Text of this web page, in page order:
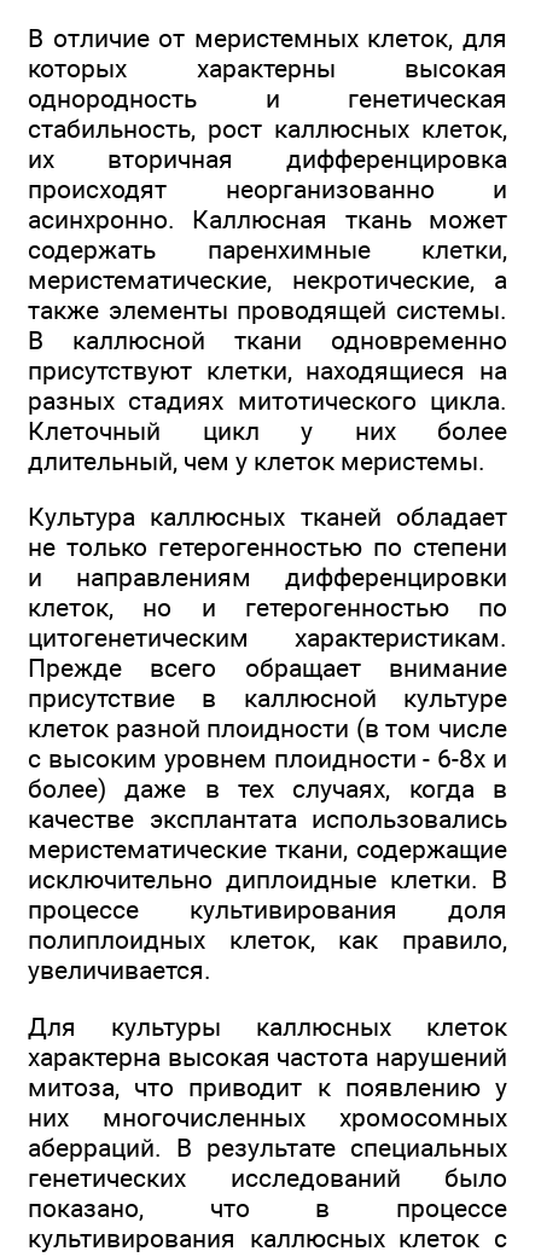
В отличие от меристемных клеток, для
которых характерны высокая
однородность и генетическая
стабильность, рост каллюсных клеток,
их вторичная дифференцировка
происходят неорганизованно и
асинхронно. Каллюсная ткань может
содержать паренхимные клетки,
меристематические, некротические, а
также элементы проводящей системы.
В каллюсной ткани одновременно
присутствуют клетки, находящиеся на
разных стадиях митотического цикла.
Клеточный цикл у них более
длительный, чем у клеток меристемы.
Культура каллюсных тканей обладает
не только гетерогенностью по степени
и направлениям дифференцировки
клеток, но и гетерогенностью по
цитогенетическим характеристикам.
Прежде всего обращает внимание
присутствие в каллюсной культуре
клеток разной плоидности (в том числе
с высоким уровнем плоидности - 6-8х и
более) даже в тех случаях, когда в
качестве эксплантата использовались
меристематические ткани, содержащие
исключительно диплоидные клетки. В
процессе культивирования доля
полиплоидных клеток, как правило,
увеличивается.
Для культуры каллюсных клеток
характерна высокая частота нарушений
митоза, что приводит к появлению у
них многочисленных хромосомных
аберраций. В результате специальных
генетических исследований было
показано, что в процессе
культивирования каллюсных клеток с